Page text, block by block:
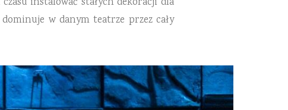
w danym teatrze przez cały